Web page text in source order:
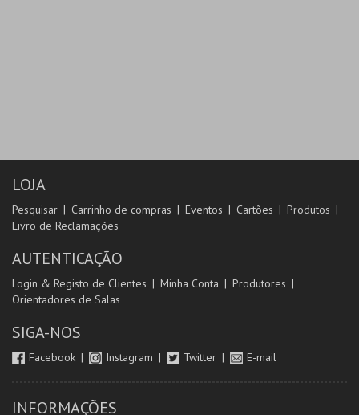
LOJA
Pesquisar Carrinho de compras Eventos Cartões
Produtos
Livro de Reclamações
AUTENTICAÇÃO
Login & Registo de Clientes Minha Conta
Produtores
Orientadores de Salas
SIGA-NOS
Facebook Instagram Twitter E-mail
INFORMAÇÕES